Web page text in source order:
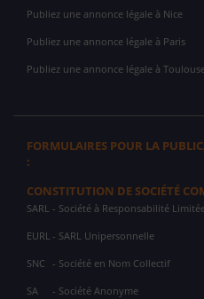
Publiez une annonce légale à Nice
Publiez une annonce légale à Paris
Publiez une annonce légale à
FORMULAIRES POUR LA
:
CONSTITUTION DE SOCIÉTÉ
SARL - Société à Responsabilité
EURL - SARL Unipersonnelle
SNC - Société en Nom Collectif
SA - Société Anonyme